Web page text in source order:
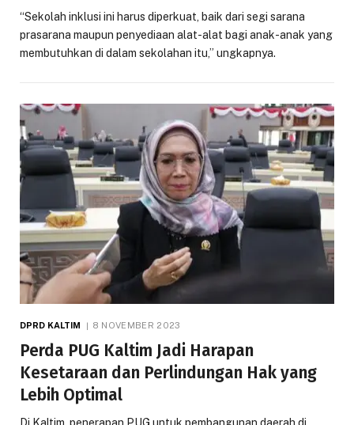
“Sekolah inklusi ini harus diperkuat, baik dari segi sarana
prasarana maupun penyediaan alat-alat bagi anak-anak yang
membutuhkan di dalam sekolahan itu,” ungkapnya.
DPRD KALTIM 8 NOVEMBER 2023
Perda PUG Kaltim Jadi Harapan
Kesetaraan dan Perlindungan Hak yang
Lebih Optimal
Di Kaltim, penerapan PUG untuk pembangunan daerah di